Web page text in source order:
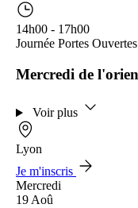
14h00 - 17h00
Journée Portes Ouvertes
Mercredi de
Voir plus
Lyon
Je m'inscris
Mercredi
19 Aoû